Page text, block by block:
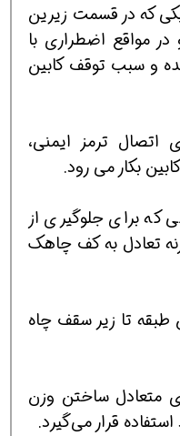
که در قسمت زیرین
در مواقع اضطراری با
و سبب توقف کابین
اتصال ترمز ایمنی،
بکار می رود.
که برای جلوگیری از
تعادل به کف چاهک
طبقه تا زیر سقف چاه
متعادل ساختن وزن
قرار می‌گیرد.